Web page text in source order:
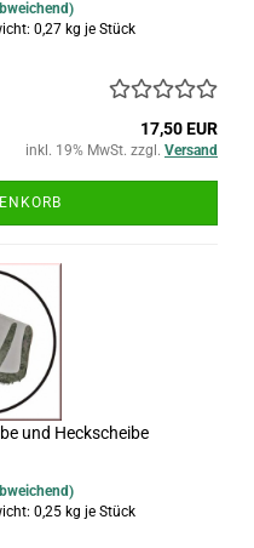
0,27 kg je Stück
17,50 EUR
inkl. 19% MwSt. zzgl. Versand
und Heckscheibe
0,25 kg je Stück